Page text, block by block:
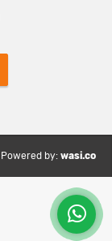
Powered by: wasi.co